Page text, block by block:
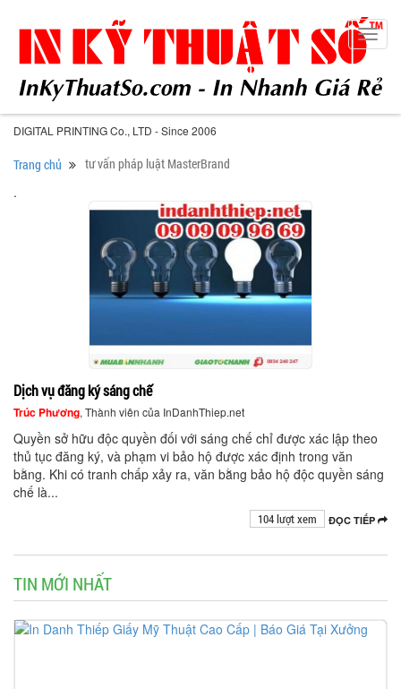
DIGITAL PRINTING Co., LTD - Since 2006
Trang chủ tư vấn pháp luật MasterBrand
.
Dịch vụ đăng ký sáng chế
Trúc Phương, Thành viên của InDanhThiep.net
Quyền sở hữu độc quyền đối với sáng chế chỉ được xác lập theo
thủ tục đăng ký, và phạm vi bảo hộ được xác định trong văn
bằng. Khi có tranh chấp xảy ra, văn bằng bảo hộ độc quyền sáng
chế là...
ĐỌC TIẾP
104 lượt xem
TIN MỚI NHẤT